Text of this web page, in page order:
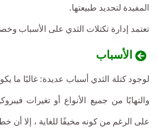
المفيدة لتحديد طبيعتها.
تعتمد إدارة تكتلات الثدي على الأسباب
الأسباب
لوجود كتلة الثدي أسباب عديدة: غالبًا ما
والتهابًا من جميع الأنواع أو تغيرات
على الرغم من كونه مخيفًا للغاية ، إلا أن